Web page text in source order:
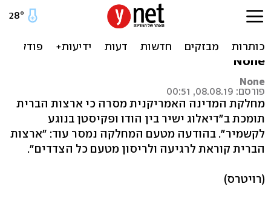
ארה"ב: תומכים בדיאלוג ישיר
בין הודו ופקיסטן על קשמיר
None
None
פורסם: 08.08.19, 00:51
מחלקת המדינה האמריקנית מסרה כי ארצות הברית
תומכת ב"דיאלוג ישיר בין הודו ופקיסטן בנוגע
לקשמיר". בהודעה מטעם המחלקה נמסר עוד: "ארצות
הברית קוראת לרגיעה ולריסון מטעם כל הצדדים".
(רויטרס)